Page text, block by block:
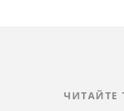
ЧИТАЙТЕ